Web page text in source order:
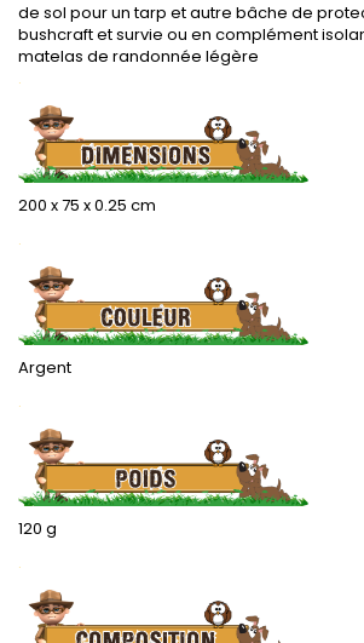
de sol pour un tarp et autre bâche de
bushcraft et survie ou en complément
matelas de randonnée légère
.
200 x 75 x 0.25 cm
.
Argent
.
120 g
.